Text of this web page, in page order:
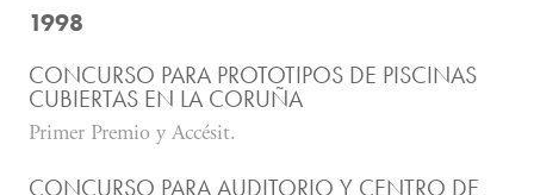
1998
CONCURSO PARA PROTOTIPOS DE PISCINAS
CUBIERTAS EN LA CORUÑA
Primer Premio y Accésit.
CONCURSO PARA AUDITORIO Y CENTRO DE